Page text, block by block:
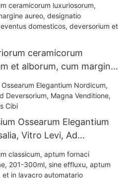
vasa
ceramicorum
et alborum, cum margine
oecologica, ad
et popinas.
Ossearum Elegantium
Vitro Levi, Ad
Ordinem